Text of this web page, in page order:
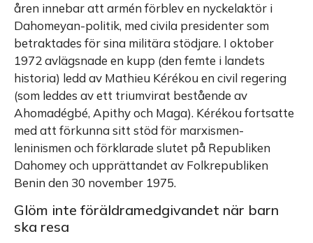
åren innebar att armén förblev en nyckelaktör i
Dahomeyan-politik, med civila presidenter som
betraktades för sina militära stödjare. I oktober
1972 avlägsnade en kupp (den femte i landets
historia) ledd av Mathieu Kérékou en civil regering
(som leddes av ett triumvirat bestående av
Ahomadégbé, Apithy och Maga). Kérékou fortsatte
med att förkunna sitt stöd för marxismen-
leninismen och förklarade slutet på Republiken
Dahomey och upprättandet av Folkrepubliken
Benin den 30 november 1975.
Glöm inte föräldramedgivandet när barn
ska resa